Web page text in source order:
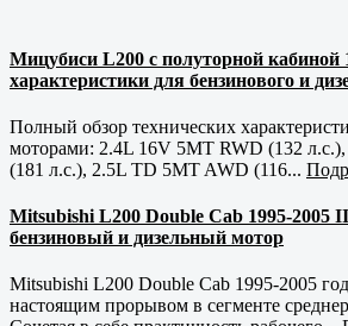
Мицубиси L200 с полуторной кабиной
характеристики для бензинового и
Полный обзор технических
моторами: 2.4L 16V 5MT RWD (132
(181 л.с.), 2.5L TD 5MT AWD (116...
Mitsubishi L200 Double Cab 1995-2005
бензиновый и дизельный мотор
Mitsubishi L200 Double Cab 1995-2005
настоящим прорывом в сегменте